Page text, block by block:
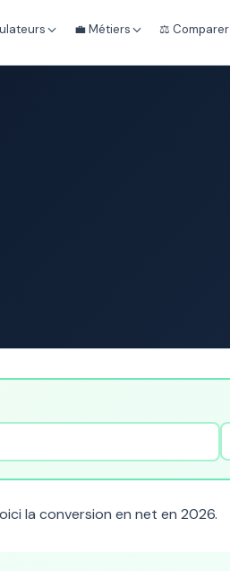
💼 Métiers ⚖️ Comparer
la conversion en net en 2026.